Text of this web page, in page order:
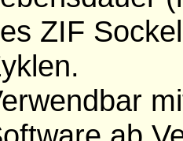
ZIF